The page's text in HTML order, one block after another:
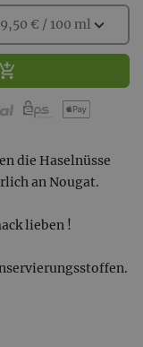
9,50 € / 100 mlexpand_more
die Haselnüsse
an Nougat.
lieben !